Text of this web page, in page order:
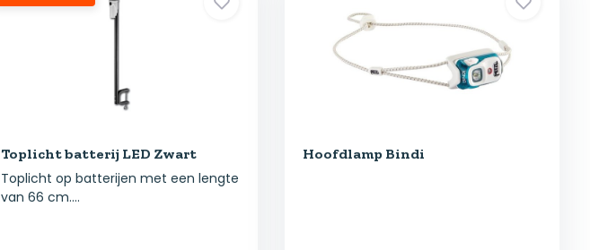
Toplicht batterij LED Zwart
Toplicht op batterijen met een lengte
van 66 cm....
Hoofdlamp Bindi